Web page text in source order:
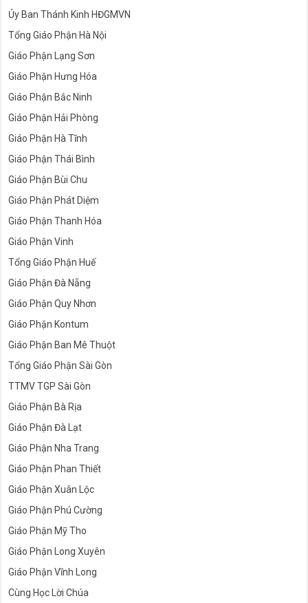
Ủy Ban Thánh Kinh HĐGMVN
Tổng Giáo Phận Hà Nội
Giáo Phận Lạng Sơn
Giáo Phận Hưng Hóa
Giáo Phận Bắc Ninh
Giáo Phận Hải Phòng
Giáo Phận Hà Tĩnh
Giáo Phận Thái Bình
Giáo Phận Bùi Chu
Giáo Phận Phát Diệm
Giáo Phận Thanh Hóa
Giáo Phận Vinh
Tổng Giáo Phận Huế
Giáo Phận Đà Nẵng
Giáo Phận Quy Nhơn
Giáo Phận Kontum
Giáo Phận Ban Mê Thuột
Tổng Giáo Phận Sài Gòn
TTMV TGP Sài Gòn
Giáo Phận Bà Rịa
Giáo Phận Đà Lạt
Giáo Phận Nha Trang
Giáo Phận Phan Thiết
Giáo Phận Xuân Lộc
Giáo Phận Phú Cường
Giáo Phận Mỹ Tho
Giáo Phận Long Xuyên
Giáo Phận Vĩnh Long
Cùng Học Lời Chúa